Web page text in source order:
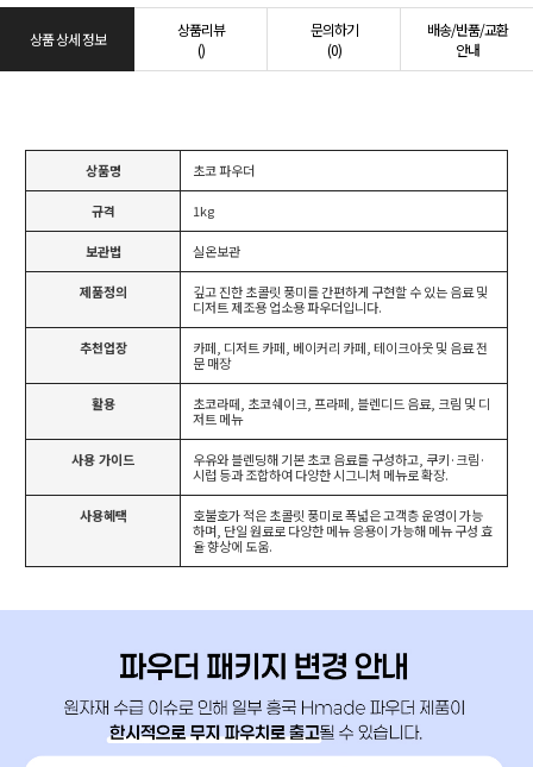
상품 상세 정보
상품리뷰
()
문의하기
(0)
배송/반품/교환
안내
상품명 초코 파우더
규격 1kg
보관법 실온보관
제품정의
깊고 진한 초콜릿 풍미를 간편하게 구현할 수 있는 음료 및
디저트 제조용 업소용 파우더입니다.
추천업장
카페, 디저트 카페, 베이커리 카페, 테이크아웃 및 음료 전
문 매장
활용
초코라떼, 초코쉐이크, 프라페, 블렌디드 음료, 크림 및 디
저트 메뉴
사용 가이드
우유와 블렌딩해 기본 초코 음료를 구성하고, 쿠키·크림·
시럽 등과 조합하여 다양한 시그니처 메뉴로 확장.
사용혜택
호불호가 적은 초콜릿 풍미로 폭넓은 고객층 운영이 가능
하며, 단일 원료로 다양한 메뉴 응용이 가능해 메뉴 구성 효
율 향상에 도움.